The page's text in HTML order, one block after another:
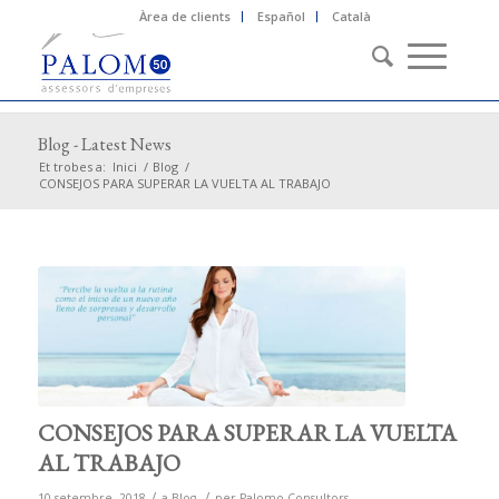
Àrea de clients Español Català
Blog - Latest News
Et trobes a: Inici / Blog /
CONSEJOS PARA SUPERAR LA VUELTA AL TRABAJO
CONSEJOS PARA SUPERAR LA VUELTA
AL TRABAJO